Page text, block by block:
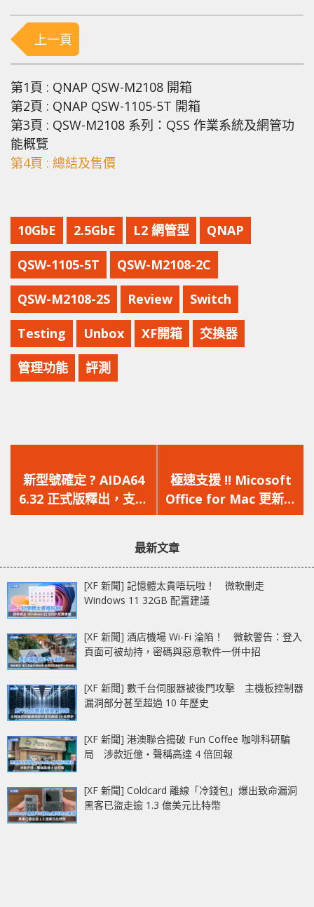
上一頁
第1頁 : QNAP QSW-M2108 開箱
第2頁 : QNAP QSW-1105-5T 開箱
第3頁 : QSW-M2108 系列：QSS 作業系統及網管功
能概覽
第4頁 : 總結及售價
10GbE 2.5GbE L2 網管型 QNAP
QSW-1105-5T QSW-M2108-2C
QSW-M2108-2S Review Switch
Testing Unbox XF開箱 交換器
管理功能 評測
一
篇
文
新型號確定 ? AIDA64
6.32 正式版釋出，支援
多款未發佈的 NVIDIA
一
篇
文
極速支援 !! Micosoft
Office for Mac 更新釋
出，原生支援 M1 Mac
最新文章
[XF 新聞] 記憶體太貴唔玩啦！ 微軟刪走
Windows 11 32GB 配置建議
[XF 新聞] 酒店機場 Wi-Fi 淪陷！ 微軟警告：登入
頁面可被劫持，密碼與惡意軟件一併中招
[XF 新聞] 數千台伺服器被後門攻擊 主機板控制器
漏洞部分甚至超過 10 年歷史
[XF 新聞] 港澳聯合搗破 Fun Coffee 咖啡科研騙
局 涉款近億‧聲稱高達 4 倍回報
[XF 新聞] Coldcard 離線「冷錢包」爆出致命漏洞
黑客已盜走逾 1.3 億美元比特幣